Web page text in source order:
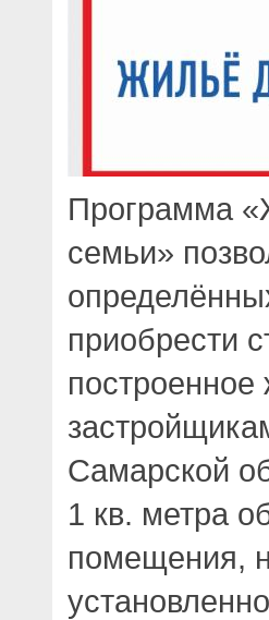
Программа
семьи»
приобрести
Самарской
1 кв. метра
помещения,